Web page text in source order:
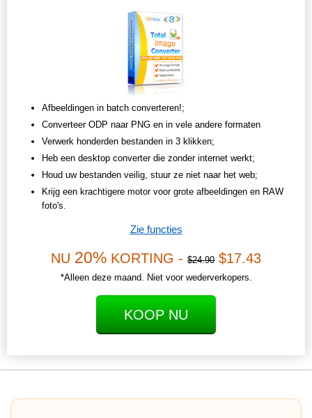
Afbeeldingen in batch converteren!;
Converteer ODP naar PNG en in vele andere formaten
Verwerk honderden bestanden in 3 klikken;
Heb een desktop converter die zonder internet werkt;
Houd uw bestanden veilig, stuur ze niet naar het web;
Krijg een krachtigere motor voor grote afbeeldingen en RAW
foto's.
Zie functies
NU 20% KORTING - $24.90 $17.43
*Alleen deze maand. Niet voor wederverkopers.
KOOP NU